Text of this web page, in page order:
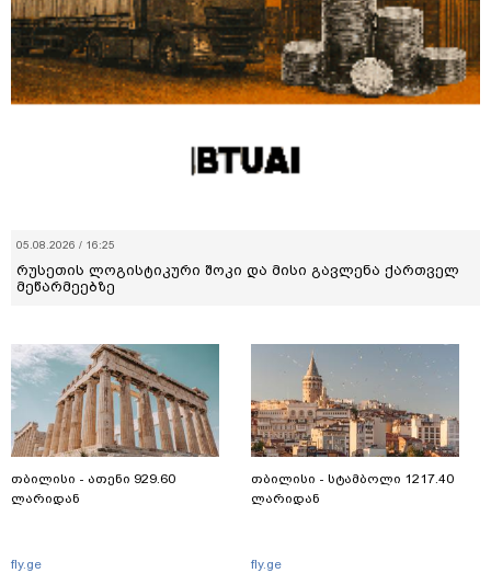
05.08.2026 / 16:25
რუსეთის ლოგისტიკური შოკი და მისი გავლენა ქართველ
მეწარმეებზე
თბილისი - ათენი 929.60
ლარიდან
fly.ge
თბილისი - სტამბოლი 1217.40
ლარიდან
fly.ge